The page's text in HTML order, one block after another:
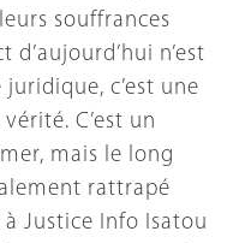
souffrances
n’est
c’est une
C’est un
mais le long
rattrapé
Justice Info Isatou